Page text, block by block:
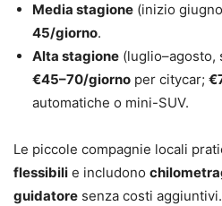
Media stagione (inizio
45/giorno.
Alta stagione (luglio–agosto,
€45–70/giorno per citycar;
automatiche o mini-SUV.
Le piccole compagnie locali
flessibili e includono
guidatore senza costi